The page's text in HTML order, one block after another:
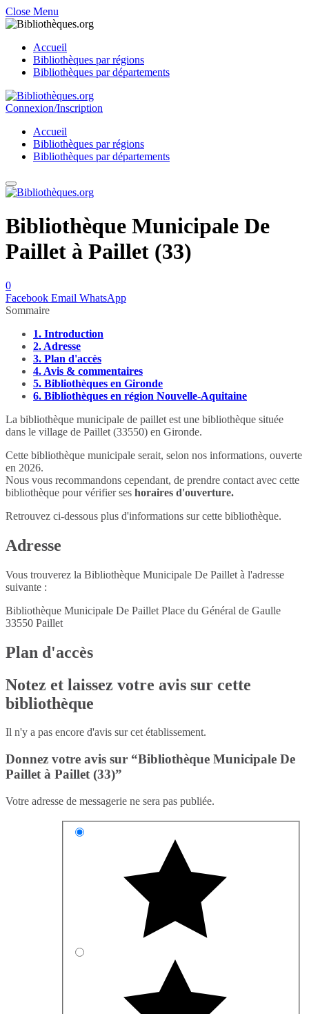
Close Menu
Accueil
Bibliothèques par régions
Bibliothèques par départements
Connexion/Inscription
Accueil
Bibliothèques par régions
Bibliothèques par départements
Bibliothèque Municipale De
Paillet à Paillet (33)
0
Facebook Email WhatsApp
Sommaire
1. Introduction
2. Adresse
3. Plan d'accès
4. Avis & commentaires
5. Bibliothèques en Gironde
6. Bibliothèques en région Nouvelle-Aquitaine
La bibliothèque municipale de paillet est une bibliothèque située
dans le village de Paillet (33550) en Gironde.
Cette bibliothèque municipale serait, selon nos informations, ouverte
en 2026.
Nous vous recommandons cependant, de prendre contact avec cette
bibliothèque pour vérifier ses horaires d'ouverture.
Retrouvez ci-dessous plus d'informations sur cette bibliothèque.
Adresse
Vous trouverez la Bibliothèque Municipale De Paillet à l'adresse
suivante :
Bibliothèque Municipale De Paillet Place du Général de Gaulle
33550 Paillet
Plan d'accès
Notez et laissez votre avis sur cette
bibliothèque
Il n'y a pas encore d'avis sur cet établissement.
Donnez votre avis sur “Bibliothèque Municipale De
Paillet à Paillet (33)”
Votre adresse de messagerie ne sera pas publiée.